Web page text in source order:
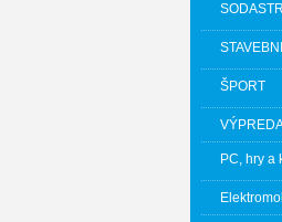
ŠPORT
PC, hry a